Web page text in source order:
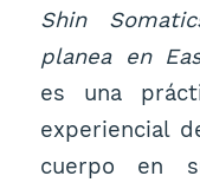
Shin
planea en
es una
experiencial
cuerpo en